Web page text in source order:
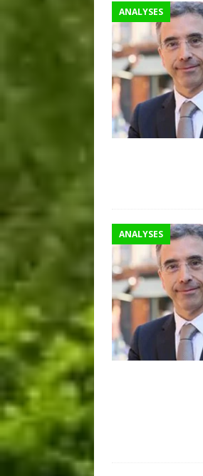
ANALYSES
ANALYSES